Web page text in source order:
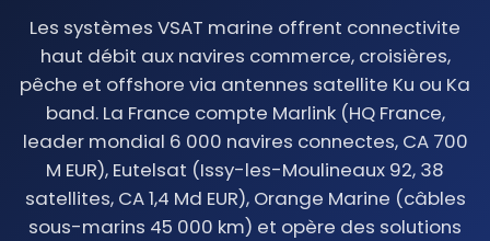
Les systèmes VSAT marine offrent connectivite
haut débit aux navires commerce, croisières,
pêche et offshore via antennes satellite Ku ou Ka
band. La France compte Marlink (HQ France,
leader mondial 6 000 navires connectes, CA 700
M EUR), Eutelsat (Issy-les-Moulineaux 92, 38
satellites, CA 1,4 Md EUR), Orange Marine (câbles
sous-marins 45 000 km) et opère des solutions